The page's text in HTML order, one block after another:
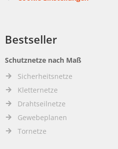
Bestseller
Schutznetze nach Maß
Sicherheitsnetze
Kletternetze
Drahtseilnetze
Gewebeplanen
Tornetze